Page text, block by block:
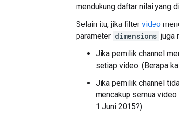
mendukung daftar nilai yang
Selain itu, jika filter video
parameter dimensions juga
Jika pemilik channel
setiap video. (Berapa
Jika pemilik channel
mencakup semua video
1 Juni 2015?)